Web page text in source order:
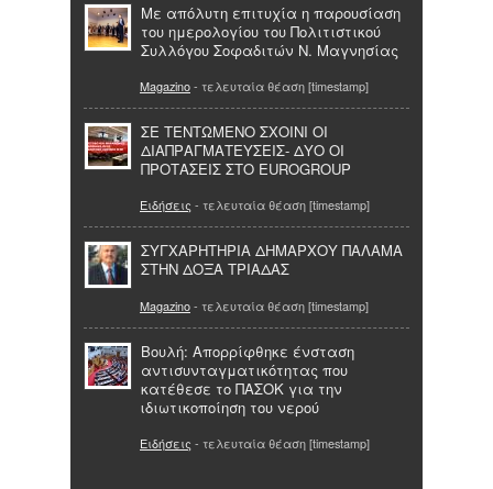
Mε απόλυτη επιτυχία η παρουσίαση
του ημερολογίου του Πολιτιστικού
Συλλόγου Σοφαδιτών Ν. Μαγνησίας
Magazino- τελευταία θέαση [timestamp]
ΣΕ ΤΕΝΤΩΜΕΝΟ ΣΧΟΙΝΙ ΟΙ
ΔΙΑΠΡΑΓΜΑΤΕΥΣΕΙΣ- ΔΥΟ ΟΙ
ΠΡΟΤΑΣΕΙΣ ΣΤΟ EUROGROUP
Ειδήσεις - τελευταία θέαση [timestamp]
ΣΥΓΧΑΡΗΤΗΡΙΑ ΔΗΜΑΡΧΟΥ ΠΑΛΑΜΑ
ΣΤΗΝ ΔΟΞΑ ΤΡΙΑΔΑΣ
Magazino- τελευταία θέαση [timestamp]
Βουλή: Απορρίφθηκε ένσταση
αντισυνταγματικότητας που
κατέθεσε το ΠΑΣΟΚ για την
ιδιωτικοποίηση του νερού
Ειδήσεις - τελευταία θέαση [timestamp]